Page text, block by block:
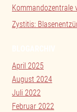
Kommandozentrale
Zystitis:
April 2025
August 2024
Juli 2022
Februar 2022